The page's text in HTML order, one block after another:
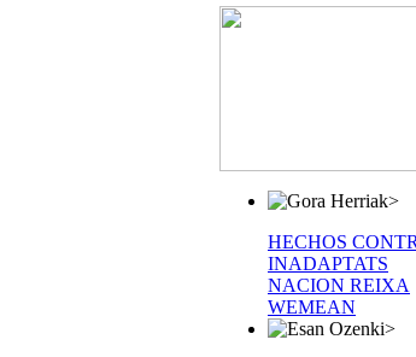
>
HECHOS
INADAPTATS
NACION REIXA
WEMEAN
>